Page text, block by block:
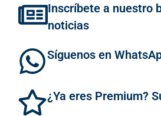
Inscríbete a nuestro
noticias
Síguenos en
¿Ya eres Premium?